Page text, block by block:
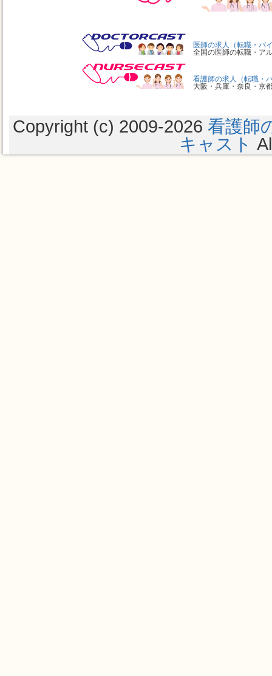
医師の求人（転職・バ
全国の医師の転職・ア
看護師の求人（転職・
大阪・兵庫・奈良・京
Copyright (c) 2009-2026 看護師
キャスト